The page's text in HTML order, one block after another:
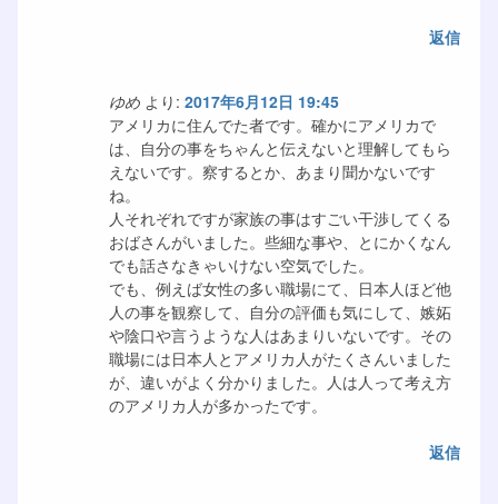
返信
ゆめ より: 2017年6月12日 19:45
アメリカに住んでた者です。確かにアメリカで
は、自分の事をちゃんと伝えないと理解してもら
えないです。察するとか、あまり聞かないです
ね。
人それぞれですが家族の事はすごい干渉してくる
おばさんがいました。些細な事や、とにかくなん
でも話さなきゃいけない空気でした。
でも、例えば女性の多い職場にて、日本人ほど他
人の事を観察して、自分の評価も気にして、嫉妬
や陰口や言うような人はあまりいないです。その
職場には日本人とアメリカ人がたくさんいました
が、違いがよく分かりました。人は人って考え方
のアメリカ人が多かったです。
返信